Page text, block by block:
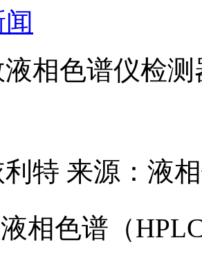
液相色谱仪检
特 来源：液
相色谱（